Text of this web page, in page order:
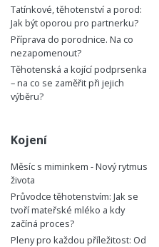
Tatínkové, těhotenství a porod:
Jak být oporou pro partnerku?
Příprava do porodnice. Na co
nezapomenout?
Těhotenská a kojící podprsenka
– na co se zaměřit při jejich
výběru?
Kojení
Měsíc s miminkem - Nový rytmus
života
Průvodce těhotenstvím: Jak se
tvoří mateřské mléko a kdy
začíná proces?
Pleny pro každou příležitost: Od